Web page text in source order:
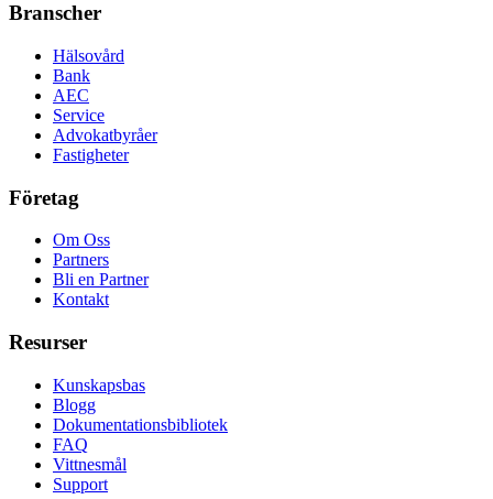
Branscher
Hälsovård
Bank
AEC
Service
Advokatbyråer
Fastigheter
Företag
Om Oss
Partners
Bli en Partner
Kontakt
Resurser
Kunskapsbas
Blogg
Dokumentationsbibliotek
FAQ
Vittnesmål
Support